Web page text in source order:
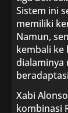
Sistem ini
memiliki
Namun,
kembali ke
dialaminya
Xabi
kombinasi